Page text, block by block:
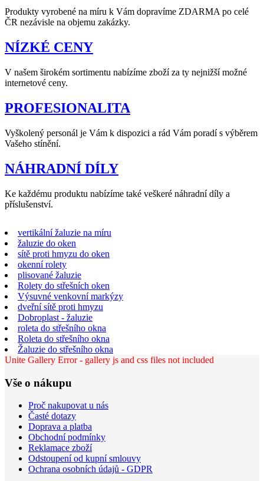
Produkty vyrobené na míru k Vám dopravíme ZDARMA po celé
ČR nezávisle na objemu zakázky.
NÍZKÉ CENY
V našem širokém sortimentu nabízíme zboží za ty nejnižší možné
internetové ceny.
PROFESIONALITA
Vyškolený personál je Vám k dispozici a rád Vám poradí s výběrem
Vašeho stínění.
NÁHRADNÍ DÍLY
Ke každému produktu nabízíme také veškeré náhradní díly a
příslušenství.
vertikální žaluzie na míru
žaluzie do oken
sítě proti hmyzu do oken
okenní rolety
plisované žaluzie
Rolety do střešních oken
Výsuvné venkovní markýzy
dveřní sítě proti hmyzu
Dobroplast - žaluzie
roleta do střešního okna
Roleta do střešního okna
Žaluzie do střešního okna
Unite Gallery Error - gallery js and css files not included
Vše o nákupu
Proč nakupovat u nás
Časté dotazy
Doprava a platba
Obchodní podmínky
Reklamace zboží
Odstoupení od kupní smlouvy
Ochrana osobních údajů - GDPR